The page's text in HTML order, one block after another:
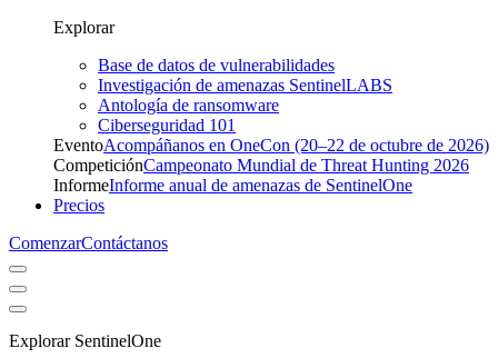
Explorar
Base de datos de vulnerabilidades
Investigación de amenazas SentinelLABS
Antología de ransomware
Ciberseguridad 101
EventoAcompáñanos en OneCon (20–22 de octubre de 2026)
CompeticiónCampeonato Mundial de Threat Hunting 2026
InformeInforme anual de amenazas de SentinelOne
Precios
ComenzarContáctanos
Explorar SentinelOne